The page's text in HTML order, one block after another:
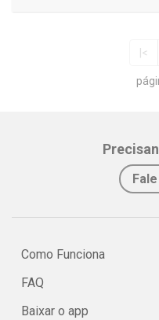
|<
Como Funciona
FAQ
Baixar o app